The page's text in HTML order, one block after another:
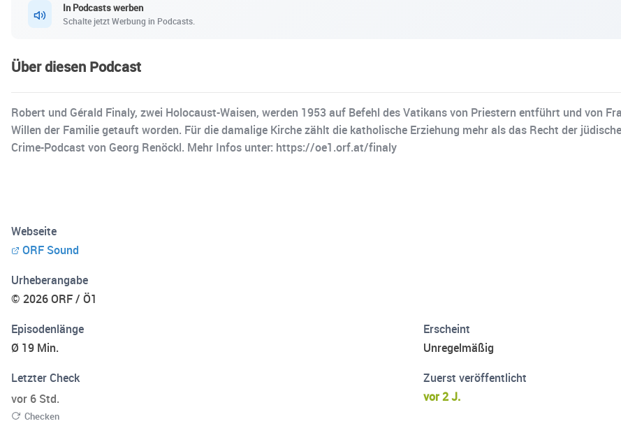
In Podcasts werben
Schalte jetzt Werbung in Podcasts.
Über diesen Podcast
Robert und Gérald Finaly, zwei Holocaust-Waisen, werden 1953 auf Befehl des Vatikans von Priestern entführt und von
Willen der Familie getauft worden. Für die damalige Kirche zählt die katholische Erziehung mehr als das Recht der
Crime-Podcast von Georg Renöckl. Mehr Infos unter: https://oe1.orf.at/finaly
Webseite
ORF Sound
Urheberangabe
© 2026 ORF / Ö1
Episodenlänge
Ø 19 Min.
Erscheint
Unregelmäßig
Letzter Check
vor 6 Std.
Checken
Zuerst veröffentlicht
vor 2 J.